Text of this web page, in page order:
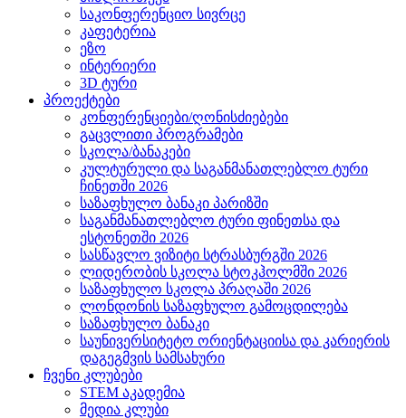
საკონფერენციო სივრცე
კაფეტერია
ეზო
ინტერიერი
3D ტური
პროექტები
კონფერენციები/ღონისძიებები
გაცვლითი პროგრამები
სკოლა/ბანაკები
კულტურული და საგანმანათლებლო ტური
ჩინეთში 2026
საზაფხულო ბანაკი პარიზში
საგანმანათლებლო ტური ფინეთსა და
ესტონეთში 2026
სასწავლო ვიზიტი სტრასბურგში 2026
ლიდერობის სკოლა სტოკჰოლმში 2026
საზაფხულო სკოლა პრაღაში 2026
ლონდონის საზაფხულო გამოცდილება
საზაფხულო ბანაკი
საუნივერსიტეტო ორიენტაციისა და კარიერის
დაგეგმვის სამსახური
ჩვენი კლუბები
STEM აკადემია
მედია კლუბი